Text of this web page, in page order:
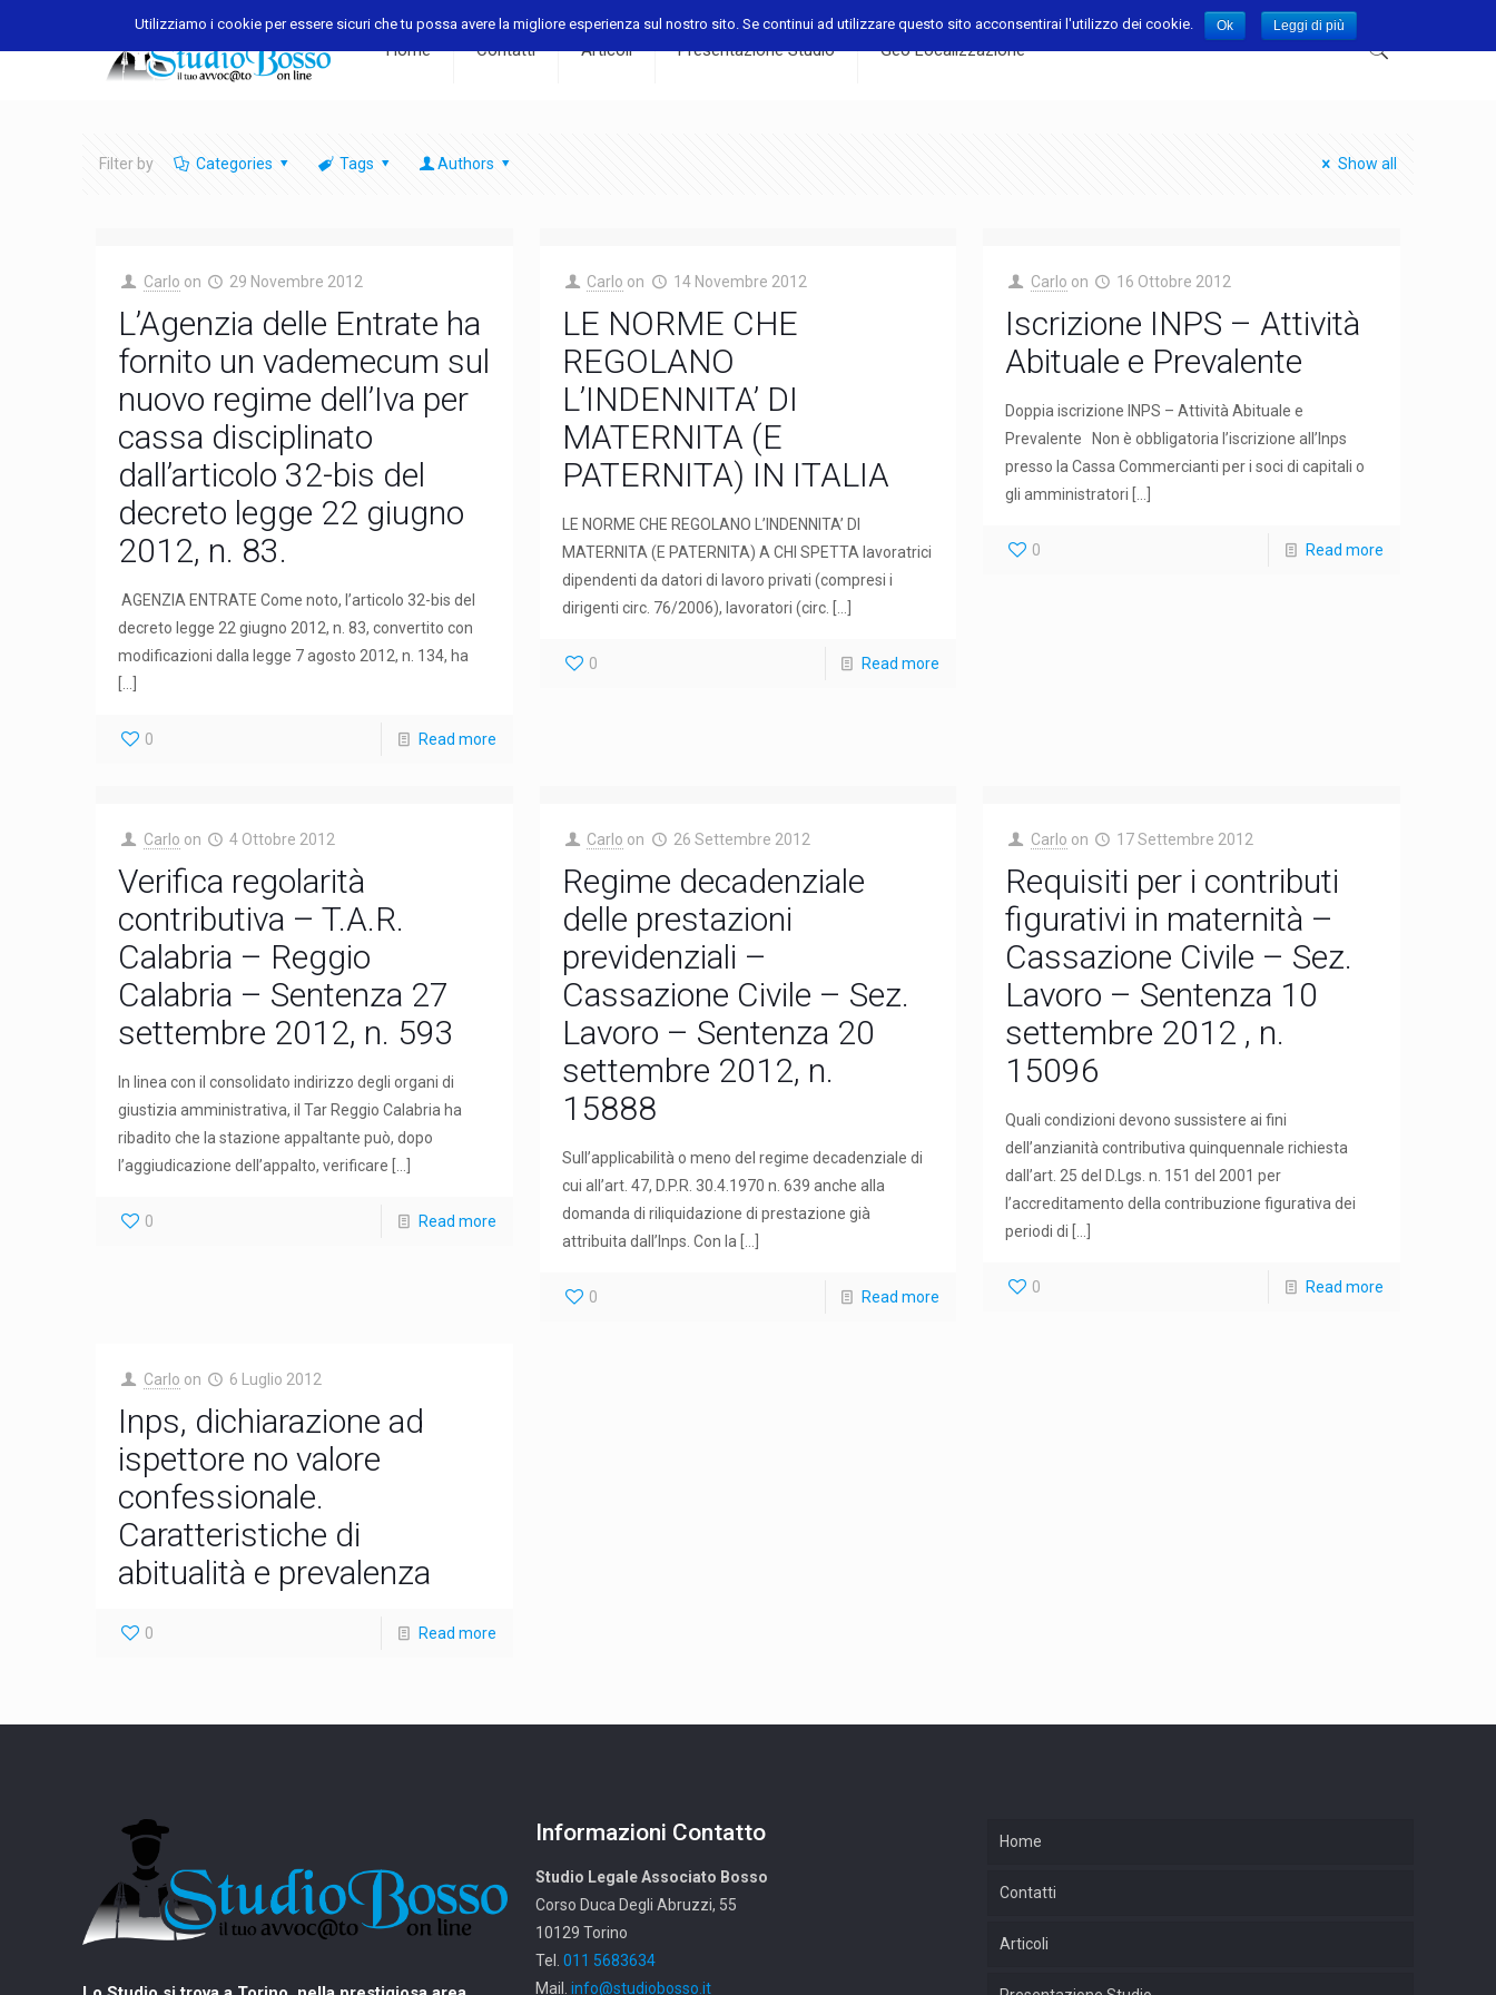
Home Contatti Articoli Presentazione Studio Geo Localizzazione
Filter by Categories Tags Authors Show all
Carlo on 29 Novembre 2012
L’Agenzia delle Entrate ha
fornito un vademecum sul
nuovo regime dell’Iva per
cassa disciplinato
dall’articolo 32-bis del
decreto legge 22 giugno
2012, n. 83.
AGENZIA ENTRATE Come noto, l’articolo 32-bis del
decreto legge 22 giugno 2012, n. 83, convertito con
modificazioni dalla legge 7 agosto 2012, n. 134, ha
0 Read more
Carlo on 14 Novembre 2012
LE NORME CHE
REGOLANO
L’INDENNITA’ DI
MATERNITA (E
PATERNITA) IN ITALIA
LE NORME CHE REGOLANO L’INDENNITA’ DI
MATERNITA (E PATERNITA) A CHI SPETTA lavoratrici
dipendenti da datori di lavoro privati (compresi i
dirigenti circ. 76/2006), lavoratori (circ.
0 Read more
Carlo on 16 Ottobre 2012
Iscrizione INPS – Attività
Abituale e Prevalente
Doppia iscrizione INPS – Attività Abituale e
Prevalente Non è obbligatoria l’iscrizione all’Inps
presso la Cassa Commercianti per i soci di capitali o
gli amministratori
0 Read more
Carlo on 4 Ottobre 2012
Verifica regolarità
contributiva – T.A.R.
Calabria – Reggio
Calabria – Sentenza 27
settembre 2012, n. 593
In linea con il consolidato indirizzo degli organi di
giustizia amministrativa, il Tar Reggio Calabria ha
ribadito che la stazione appaltante può, dopo
l’aggiudicazione dell’appalto, verificare
0 Read more
Carlo on 26 Settembre 2012
Regime decadenziale
delle prestazioni
previdenziali –
Cassazione Civile – Sez.
Lavoro – Sentenza 20
settembre 2012, n.
15888
Sull’applicabilità o meno del regime decadenziale di
cui all’art. 47, D.P.R. 30.4.1970 n. 639 anche alla
domanda di riliquidazione di prestazione già
attribuita dall’Inps. Con la
0 Read more
Carlo on 17 Settembre 2012
Requisiti per i contributi
figurativi in maternità –
Cassazione Civile – Sez.
Lavoro – Sentenza 10
settembre 2012 , n.
15096
Quali condizioni devono sussistere ai fini
dell’anzianità contributiva quinquennale richiesta
dall’art. 25 del D.Lgs. n. 151 del 2001 per
l’accreditamento della contribuzione figurativa dei
periodi di
0 Read more
Carlo on 6 Luglio 2012
Inps, dichiarazione ad
ispettore no valore
confessionale.
Caratteristiche di
abitualità e prevalenza
0 Read more
Informazioni Contatto
Studio Legale Associato Bosso
Corso Duca Degli Abruzzi, 55
10129 Torino
Tel. 011 5683634
Mail. info@studiobosso.it
Home
Contatti
Articoli
Utilizziamo i cookie per essere sicuri che tu possa avere la migliore esperienza sul nostro sito. Se continui ad utilizzare questo sito acconsentirai l'utilizzo dei cookie. Ok Leggi di più